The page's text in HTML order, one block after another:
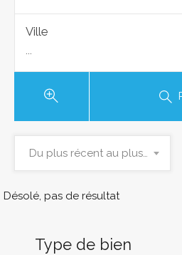
Ville
...
Du plus récent au plus ancien
Désolé, pas de résultat
Type de bien